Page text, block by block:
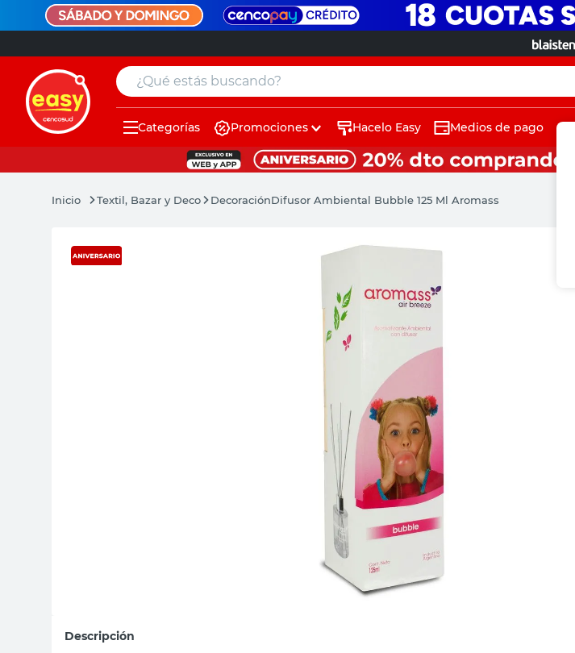
¿Qué estás buscando?
Categorías Promociones Hacelo Easy Medios de pago
Textil, Bazar y Deco DecoraciónDifusor Ambiental Bubble 125 Ml Aromass
Descripción
muebles